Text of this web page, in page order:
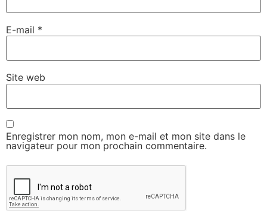
E-mail *
Site web
Enregistrer mon nom, mon e-mail et mon site dans le
navigateur pour mon prochain commentaire.